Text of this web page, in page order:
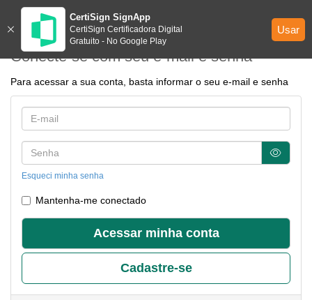
Conecte-se com seu e-mail e senha
Para acessar a sua conta, basta informar o seu e-mail e senha
Esqueci minha senha
Mantenha-me conectado
Acessar minha conta
Cadastre-se
CertiSign SignApp
CertiSign Certificadora Digital
Gratuito - No Google Play
Usar